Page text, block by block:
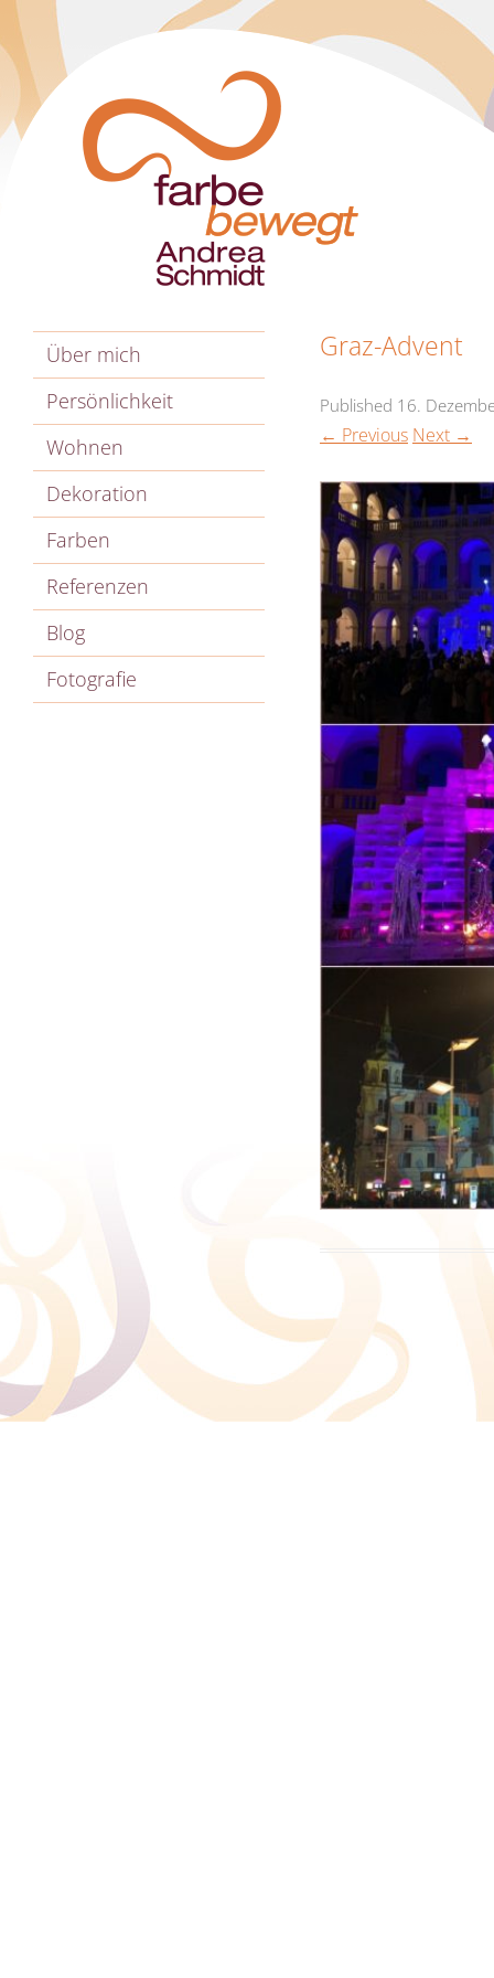
Über mich
Persönlichkeit
Wohnen
Dekoration
Farben
Referenzen
Blog
Fotografie
Graz-Advent
Published 16.
← Previous Next →